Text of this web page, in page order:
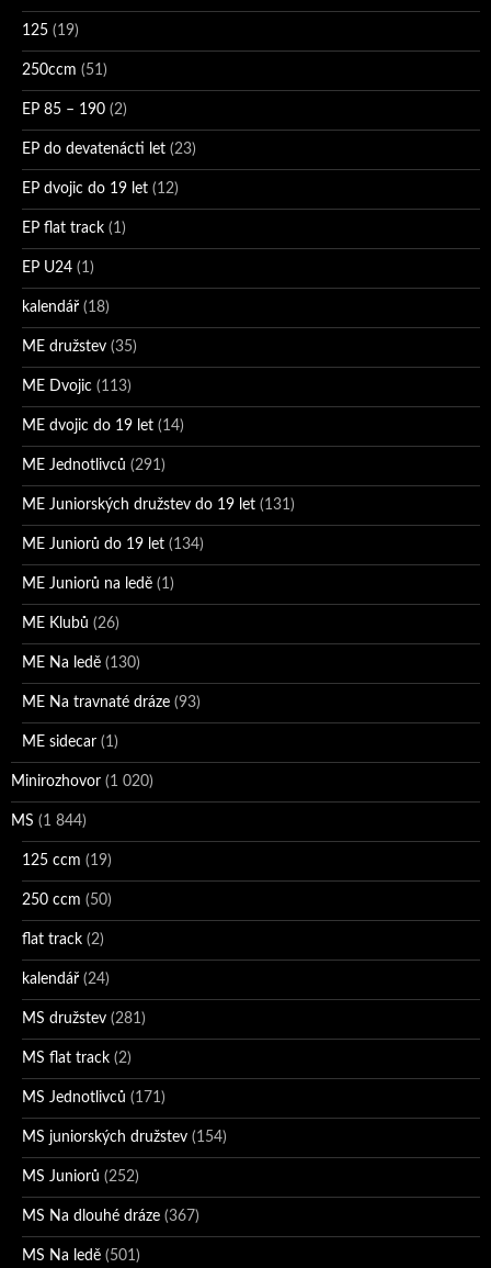
125 (19)
250ccm (51)
EP 85 – 190 (2)
EP do devatenácti let (23)
EP dvojic do 19 let (12)
EP flat track (1)
EP U24 (1)
kalendář (18)
ME družstev (35)
ME Dvojic (113)
ME dvojic do 19 let (14)
ME Jednotlivců (291)
ME Juniorských družstev do 19 let (131)
ME Juniorů do 19 let (134)
ME Juniorů na ledě (1)
ME Klubů (26)
ME Na ledě (130)
ME Na travnaté dráze (93)
ME sidecar (1)
Minirozhovor (1 020)
MS (1 844)
125 ccm (19)
250 ccm (50)
flat track (2)
kalendář (24)
MS družstev (281)
MS flat track (2)
MS Jednotlivců (171)
MS juniorských družstev (154)
MS Juniorů (252)
MS Na dlouhé dráze (367)
MS Na ledě (501)